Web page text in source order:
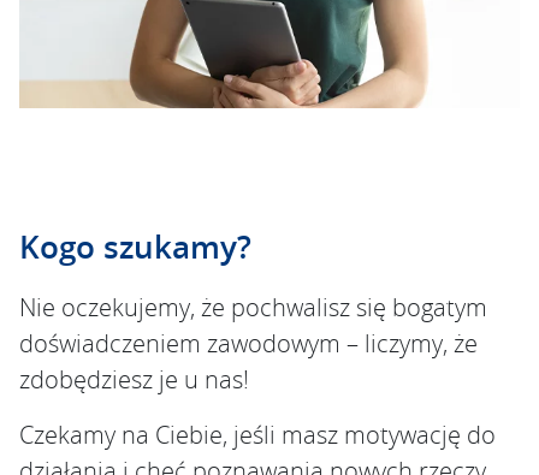
Kogo szukamy?
Nie oczekujemy, że pochwalisz się bogatym
doświadczeniem zawodowym – liczymy, że
zdobędziesz je u nas!
Czekamy na Ciebie, jeśli masz motywację do